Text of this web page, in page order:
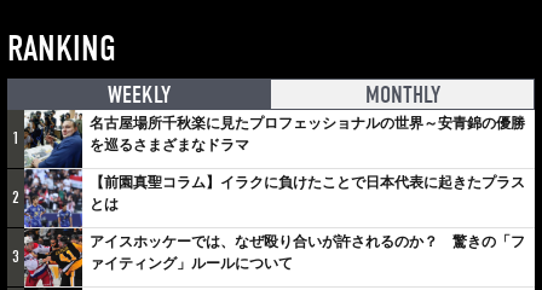
RANKING
WEEKLY MONTHLY
1
名古屋場所千秋楽に見たプロフェッショナルの世界～安青錦の優勝
を巡るさまざまなドラマ
2
【前園真聖コラム】イラクに負けたことで日本代表に起きたプラス
とは
3
アイスホッケーでは、なぜ殴り合いが許されるのか？ 驚きの「フ
ァイティング」ルールについて